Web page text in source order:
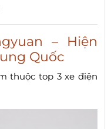
– Hiện
Quốc
thuộc top 3 xe điện